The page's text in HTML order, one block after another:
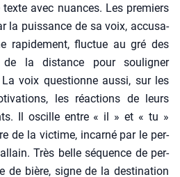
avec nuances. Les pre­miers
la puis­sance de sa voix, accu­sa­
rapi­de­ment, fluc­tue au gré des
la dis­tance pour sou­li­gner
La voix ques­tionne aus­si, sur les
les réac­tions de leurs
Il oscille entre « il » et « tu »
de la vic­time, incar­né par le per­
Très belle séquence de per­
de bière, signe de la des­ti­na­tion